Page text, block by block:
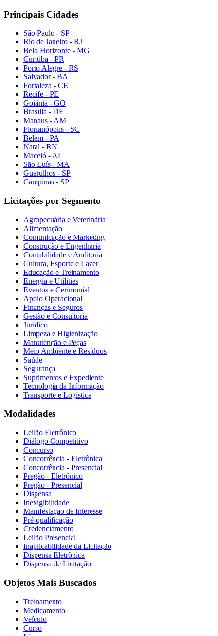
Principais Cidades
São Paulo - SP
Rio de Janeiro - RJ
Belo Horizonte - MG
Curitiba - PR
Porto Alegre - RS
Salvador - BA
Fortaleza - CE
Recife - PE
Goiânia - GO
Brasília - DF
Manaus - AM
Florianópolis - SC
Belém - PA
Natal - RN
Maceió - AL
São Luís - MA
Guarulhos - SP
Campinas - SP
Licitações por Segmento
Agropecuária e Veterinária
Alimentação
Comunicação e Marketing
Construção e Engenharia
Contabilidade e Auditoria
Cultura, Esporte e Lazer
Educação e Treinamento
Energia e Utilities
Eventos e Cerimonial
Apoio Operacional
Finanças e Seguros
Gestão e Consultoria
Jurídico
Limpeza e Higienização
Manutenção e Peças
Meio Ambiente e Resíduos
Saúde
Segurança
Suprimentos e Expediente
Tecnologia da Informação
Transporte e Logística
Modalidades
Leilão Eletrônico
Diálogo Competitivo
Concurso
Concorrência - Eletrônica
Concorrência - Presencial
Pregão - Eletrônico
Pregão - Presencial
Dispensa
Inexigibilidade
Manifestação de Interesse
Pré-qualificação
Credenciamento
Leilão Presencial
Inaplicabilidade da Licitação
Dispensa Eletrônica
Dispensa de Licitação
Objetos Mais Buscados
Treinamento
Medicamento
Veículo
Curso